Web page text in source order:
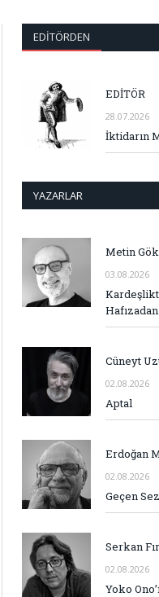
EDITÖRDEN
EDİTÖR
28.07.2026
İktidarın
YAZARLAR
Metin
03.08.2026
Cüneyt
02.08.2026
Aptal
Erdoğan
02.08.2026
Geçen
Serkan
02.08.2026
Yoko